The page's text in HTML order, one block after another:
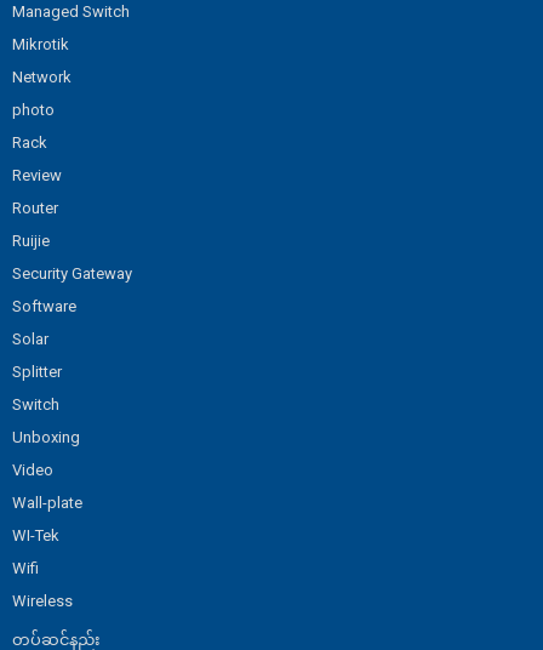
Managed Switch
Mikrotik
Network
photo
Rack
Review
Router
Ruijie
Security Gateway
Software
Solar
Splitter
Switch
Unboxing
Video
Wall-plate
WI-Tek
Wifi
Wireless
တပ်ဆင်နည်း